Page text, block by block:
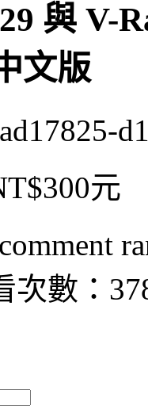
與 V-
文版
元
次數：